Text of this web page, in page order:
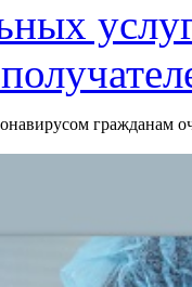
гражданам